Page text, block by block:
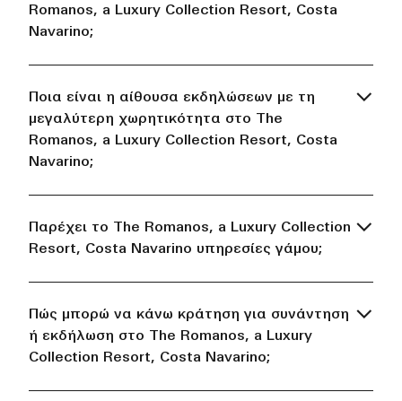
Romanos, a Luxury Collection Resort, Costa
Navarino;
Ποια είναι η αίθουσα εκδηλώσεων με τη
μεγαλύτερη χωρητικότητα στο The
Romanos, a Luxury Collection Resort, Costa
Navarino;
Παρέχει το The Romanos, a Luxury Collection
Resort, Costa Navarino υπηρεσίες γάμου;
Πώς μπορώ να κάνω κράτηση για συνάντηση
ή εκδήλωση στο The Romanos, a Luxury
Collection Resort, Costa Navarino;